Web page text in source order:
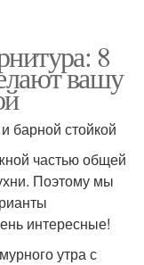
8
вашу
барной стойкой
частью общей
Поэтому мы
интересные!
утра с